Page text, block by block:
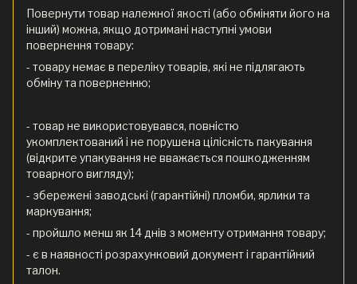
Повернути товар належної якості (або обміняти його на
інший) можна, якщо дотримані наступні умови
повернення товару:
- товару немає в переліку товарів, які не підлягають
обміну та поверненню;
- товар не використовувався, повністю
укомплектований і не порушена цілісність пакування
(відкрите упакування не вважається пошкодженням
товарного вигляду);
- збережені заводські (гарантійні) пломби, ярлики та
маркування;
- пройшло менш як 14 днів з моменту отримання товару;
- є в наявності розрахунковий документ і гарантійний
талон.